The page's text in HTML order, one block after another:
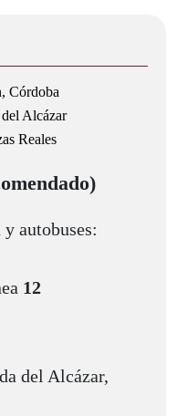
Córdoba
Alcázar
Reales
autobuses:
12
del Alcázar,